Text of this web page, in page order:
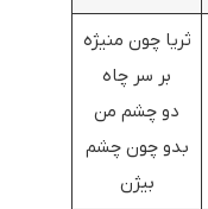
ثریا چون منیژه
بر سر چاه
دو چشم من
بدو چون چشم
بیژن